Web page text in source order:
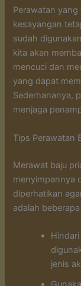
Perawatan
kesayangan
sudah
kita akan
mencuci dan
yang dapat
Sederhananya,
menjaga
Tips Perawatan
Merawat baju
menyimpannya
diperhatikan
adalah
jenis